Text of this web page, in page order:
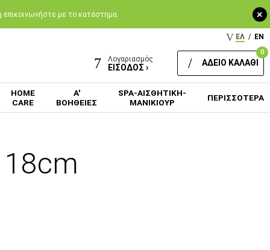
+
επικοινωνήστε με το κατάστημα.
ΕΛ / EN
Λογαριασμός
ΕΙΣΟΔΟΣ ›
0
ΑΔΕΙΟ ΚΑΛΑΘΙ
HOME
CARE
Α'
ΒΟΗΘΕΙΕΣ
SPA-ΑΙΣΘΗΤΙΚΗ-
ΜΑΝΙΚΙΟΥΡ
ΠΕΡΙΣΣΟΤΕΡΑ
18cm